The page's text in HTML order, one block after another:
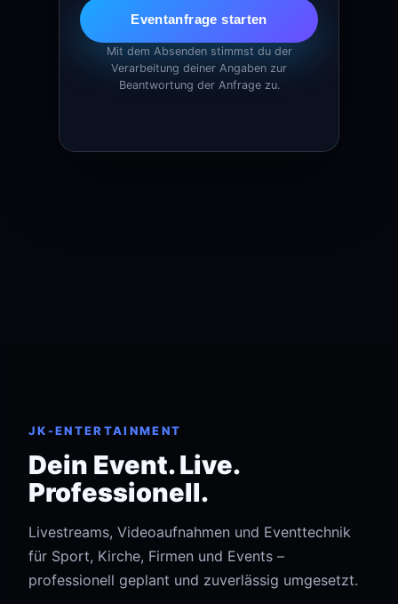
Eventanfrage starten
Mit dem Absenden stimmst du der
Verarbeitung deiner Angaben zur
Beantwortung der Anfrage zu.
JK-ENTERTAINMENT
Dein Event. Live.
Professionell.
Livestreams, Videoaufnahmen und Eventtechnik
für Sport, Kirche, Firmen und Events –
professionell geplant und zuverlässig umgesetzt.